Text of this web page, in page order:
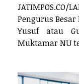
Pengurus
Yusuf atau
Muktamar NU